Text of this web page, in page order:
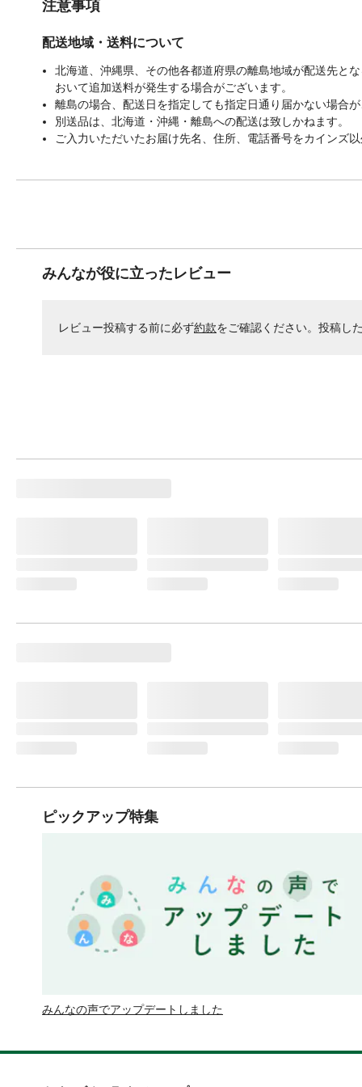
注意事項
配送地域・送料について
北海道、沖縄県、その他各都道府県の離島地域が配送先と
おいて追加送料が発生する場合がございます。
離島の場合、配送日を指定しても指定日通り届かない場合
別送品は、北海道・沖縄・離島への配送は致しかねます。
ご入力いただいたお届け先名、住所、電話番号をカインズ
みんなが役に立ったレビュー
レビュー投稿する前に必ず約款をご確認ください。投稿し
ピックアップ特集
みんなの声でアップデートしました